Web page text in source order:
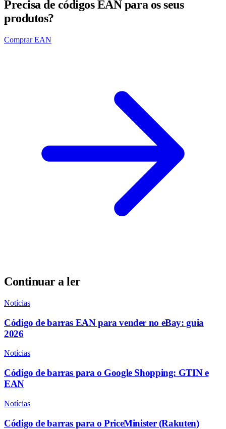
Precisa de códigos EAN para os seus
produtos?
Comprar EAN
Continuar a ler
Notícias
Código de barras EAN para vender no eBay: guia
2026
Notícias
Código de barras para o Google Shopping: GTIN e
EAN
Notícias
Código de barras para o PriceMinister (Rakuten)